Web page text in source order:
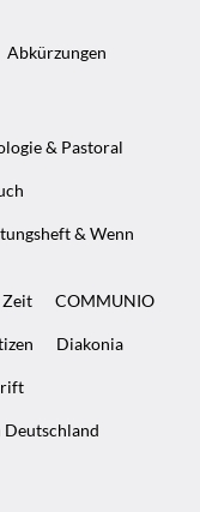
Abkürzungen
& Pastoral
& Wenn
Zeit COMMUNIO
Diakonia
Deutschland